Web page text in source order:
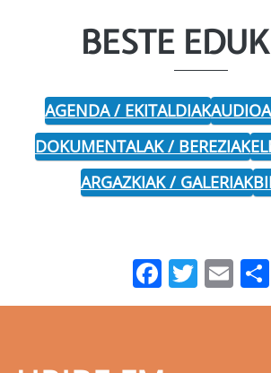
BESTE
AGENDA / EKITALDIAK
DOKUMENTALAK / BEREZIAK
ARGAZKIAK / GALERIAK
Facebook
Twitter